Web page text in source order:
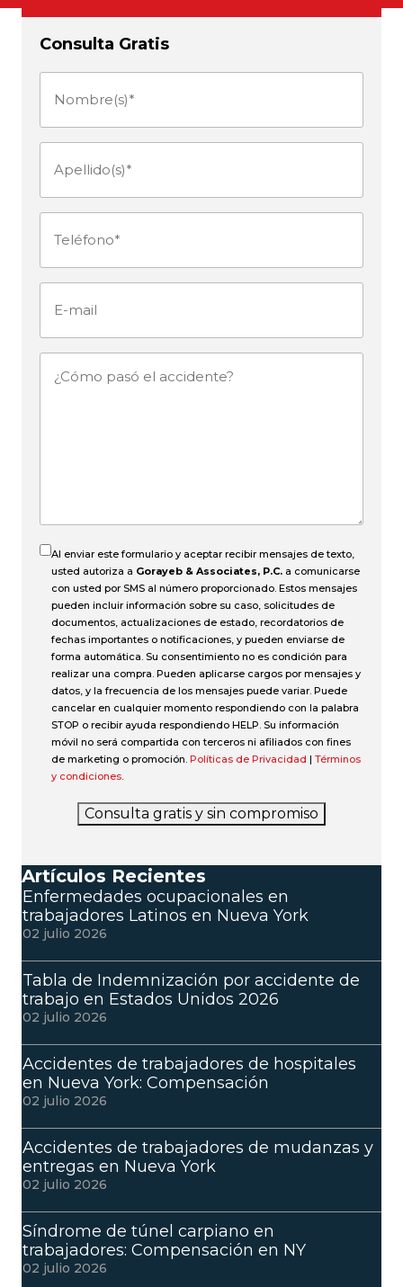
Consulta Gratis
Nombre(s)
Apellido(s)
Teléfono (Obligatorio)
¿Cómo
Al enviar este formulario y aceptar recibir mensajes de texto,
usted autoriza a Gorayeb & Associates, P.C. a comunicarse
con usted por SMS al número proporcionado. Estos mensajes
pueden incluir información sobre su caso, solicitudes de
documentos, actualizaciones de estado, recordatorios de
fechas importantes o notificaciones, y pueden enviarse de
forma automática. Su consentimiento no es condición para
realizar una compra. Pueden aplicarse cargos por mensajes y
datos, y la frecuencia de los mensajes puede variar. Puede
cancelar en cualquier momento respondiendo con la palabra
STOP o recibir ayuda respondiendo HELP. Su información
móvil no será compartida con terceros ni afiliados con fines
de marketing o promoción. Políticas de Privacidad | Términos
y condiciones.
Consulta gratis y sin compromiso
Artículos Recientes
Enfermedades ocupacionales en
trabajadores Latinos en Nueva York
02 julio 2026
Tabla de Indemnización por accidente de
trabajo en Estados Unidos 2026
02 julio 2026
Accidentes de trabajadores de hospitales
en Nueva York: Compensación
02 julio 2026
Accidentes de trabajadores de mudanzas y
entregas en Nueva York
02 julio 2026
Síndrome de túnel carpiano en
trabajadores: Compensación en NY
02 julio 2026